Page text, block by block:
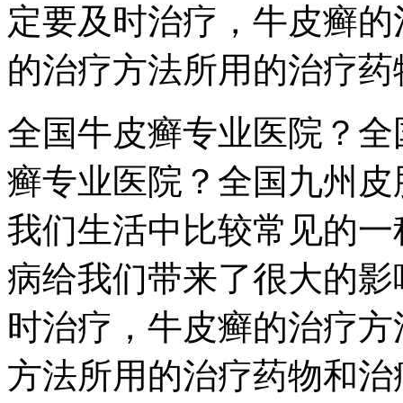
定要及时治疗，牛皮癣
的治疗方法所用的治疗
全国牛皮癣专业医院？
癣专业医院？全国九州
我们生活中比较常见的
病给我们带来了很大的
时治疗，牛皮癣的治疗
方法所用的治疗药物和